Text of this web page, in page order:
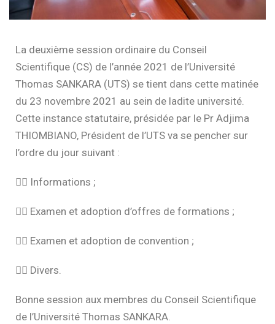
La deuxième session ordinaire du Conseil
Scientifique (CS) de l’année 2021 de l’Université
Thomas SANKARA (UTS) se tient dans cette matinée
du 23 novembre 2021 au sein de ladite université.
Cette instance statutaire, présidée par le Pr Adjima
THIOMBIANO, Président de l’UTS va se pencher sur
l’ordre du jour suivant :
👉🏽 Informations ;
👉🏽 Examen et adoption d’offres de formations ;
👉🏽 Examen et adoption de convention ;
👉🏽 Divers.
Bonne session aux membres du Conseil Scientifique
de l’Université Thomas SANKARA.